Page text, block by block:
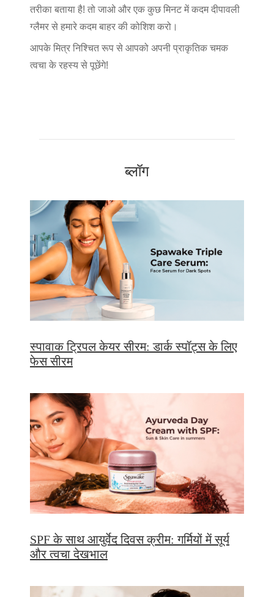
तरीका बताया है! तो जाओ और एक कुछ मिनट में कदम दीपावली
ग्लैमर से हमारे कदम बाहर की कोशिश करो।
आपके मित्र निश्चित रूप से आपको अपनी प्राकृतिक चमक
त्वचा के रहस्य से पूछेंगे!
ब्लॉग
स्पावाक ट्रिपल केयर सीरम: डार्क स्पॉट्स के लिए
फेस सीरम
SPF के साथ आयुर्वेद दिवस क्रीम: गर्मियों में सूर्य
और त्वचा देखभाल